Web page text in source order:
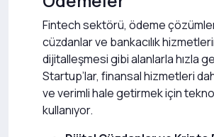
Fintech sektörü, ödeme
cüzdanlar ve bankacılık
dijitalleşmesi gibi alanlarla hızla
Startup’lar, finansal hizmetleri
ve verimli hale getirmek için
kullanıyor.